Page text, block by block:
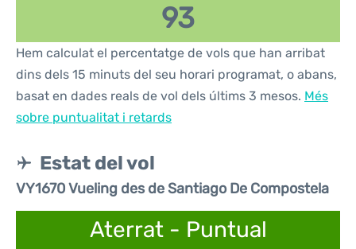
93
Hem calculat el percentatge de vols que han arribat
dins dels 15 minuts del seu horari programat, o abans,
basat en dades reals de vol dels últims 3 mesos. Més
sobre puntualitat i retards
Estat del vol
VY1670 Vueling des de Santiago De Compostela
Aterrat - Puntual